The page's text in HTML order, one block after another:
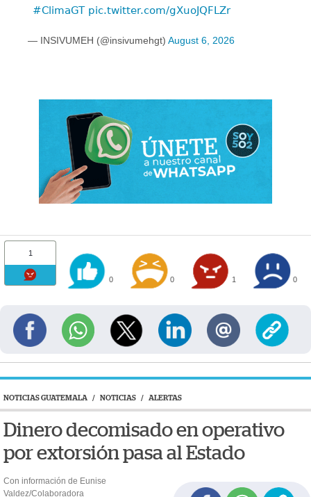
#ClimaGT pic.twitter.com/gXuoJQFLZr
— INSIVUMEH (@insivumehgt) August 6, 2026
1
0 0 1 0
NOTICIAS GUATEMALA / NOTICIAS / ALERTAS
Dinero decomisado en operativo
por extorsión pasa al Estado
Con información de Eunise
Valdez/Colaboradora